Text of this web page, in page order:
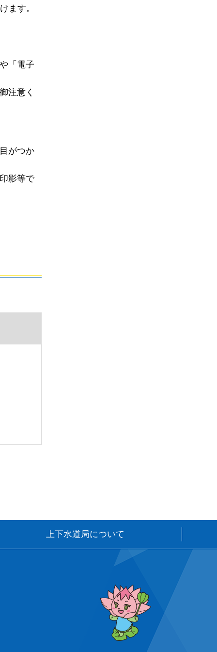
ます。
「電子
注意く
がつか
影等で
上下水道局について